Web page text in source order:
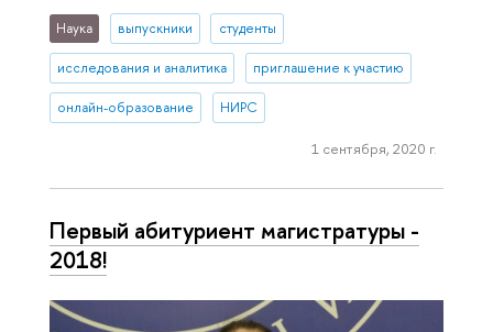
Наука выпускники студенты
исследования и аналитика приглашение к участию
онлайн-образование НИРС
1 сентября, 2020 г.
Первый абитуриент магистратуры -
2018!